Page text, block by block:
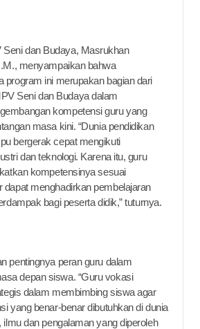
dan Budaya, Masrukhan
menyampaikan bahwa
program ini merupakan bagian dari
Seni dan Budaya dalam
kompetensi guru yang
masa kini. “Dunia pendidikan
bergerak cepat mengikuti
dan teknologi. Karena itu, guru
kompetensinya sesuai
dapat menghadirkan pembelajaran
bagi peserta didik,” tuturnya.
pentingnya peran guru dalam
depan siswa. “Guru vokasi
dalam membimbing siswa agar
yang benar-benar dibutuhkan di dunia
ilmu dan pengalaman yang diperoleh